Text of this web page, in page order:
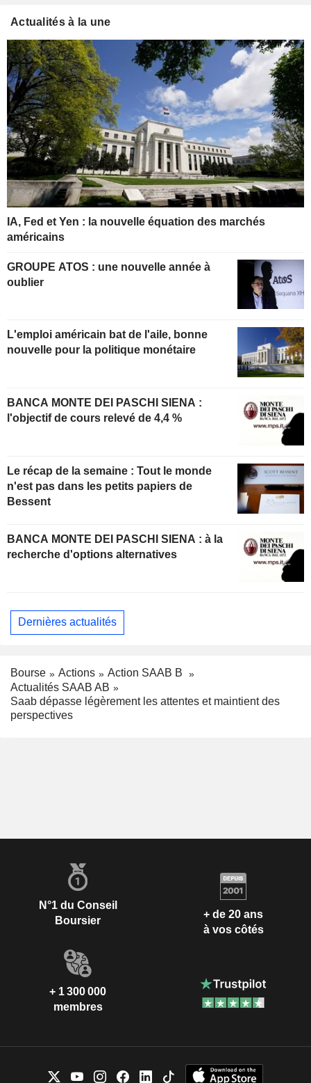
Actualités à la une
IA, Fed et Yen : la nouvelle équation des marchés
américains
GROUPE ATOS : une nouvelle année à
oublier
L'emploi américain bat de l'aile, bonne
nouvelle pour la politique monétaire
BANCA MONTE DEI PASCHI SIENA :
l'objectif de cours relevé de 4,4 %
Le récap de la semaine : Tout le monde
n'est pas dans les petits papiers de
Bessent
BANCA MONTE DEI PASCHI SIENA : à la
recherche d'options alternatives
Dernières actualités
Bourse Actions
Action SAAB B
Actualités SAAB AB
Saab dépasse légèrement les attentes et maintient des
perspectives
N°1 du Conseil
Boursier
+ de 20 ans
à vos côtés
+ 1 300 000
membres